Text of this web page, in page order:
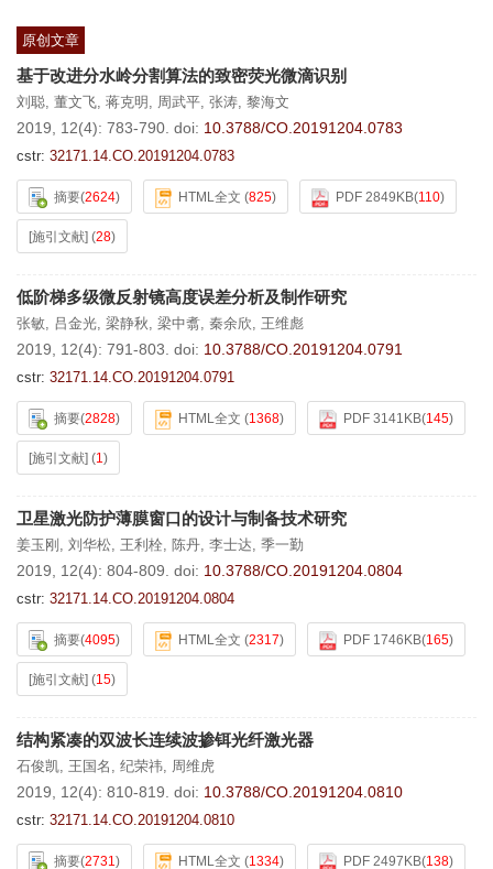
原创文章
基于改进分水岭分割算法的致密荧光微滴识别
刘聪, 董文飞, 蒋克明 , 周武平, 张涛, 黎海文
2019, 12(4): 783-790. doi: 10.3788/CO.20191204.0783
cstr: 32171.14.CO.20191204.0783
摘要(2624) HTML全文 (825) PDF 2849KB(110)
[施引文献] (28)
低阶梯多级微反射镜高度误差分析及制作研究
张敏, 吕金光, 梁静秋, 梁中翥, 秦余欣, 王维彪
2019, 12(4): 791-803. doi: 10.3788/CO.20191204.0791
cstr: 32171.14.CO.20191204.0791
摘要(2828) HTML全文 (1368) PDF 3141KB(145)
[施引文献] (1)
卫星激光防护薄膜窗口的设计与制备技术研究
姜玉刚 , 刘华松, 王利栓, 陈丹, 李士达, 季一勤
2019, 12(4): 804-809. doi: 10.3788/CO.20191204.0804
cstr: 32171.14.CO.20191204.0804
摘要(4095) HTML全文 (2317) PDF 1746KB(165)
[施引文献] (15)
结构紧凑的双波长连续波掺铒光纤激光器
石俊凯, 王国名 , 纪荣祎, 周维虎
2019, 12(4): 810-819. doi: 10.3788/CO.20191204.0810
cstr: 32171.14.CO.20191204.0810
摘要(2731) HTML全文 (1334) PDF 2497KB(138)